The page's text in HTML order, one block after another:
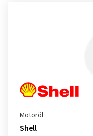
Motoröl
Shell